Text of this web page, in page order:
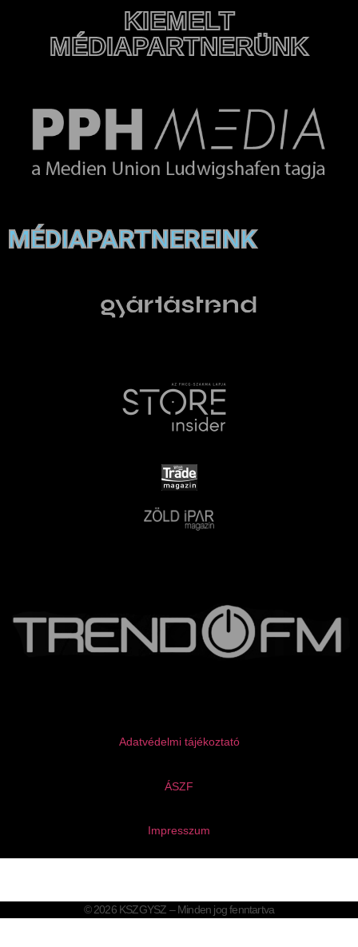
KIEMELT
MÉDIAPARTNERÜNK
MÉDIAPARTNEREINK
Adatvédelmi tájékoztató
ÁSZF
Impresszum
© 2026 KSZGYSZ – Minden jog fenntartva